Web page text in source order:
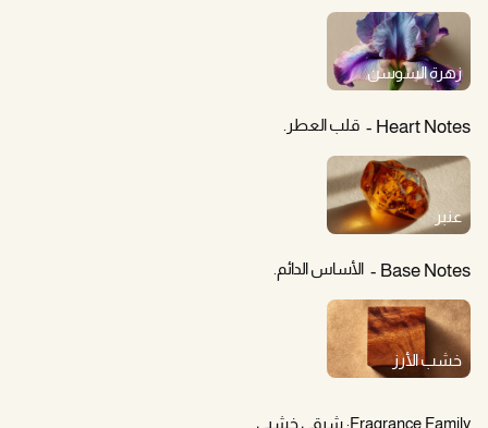
زهرة السوسن
Heart Notes قلب العطر.
عنبر
Base Notes الأساس الدائم.
خشب الأرز
Fragrance Family: شرقي خشبي